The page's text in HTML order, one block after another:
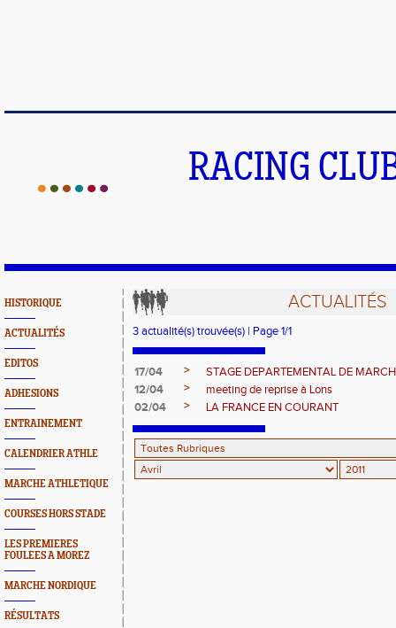
RACING
HISTORIQUE
ACTUALITÉS
EDITOS
ADHESIONS
ENTRAINEMENT
CALENDRIER ATHLE
MARCHE ATHLETIQUE
COURSES HORS STADE
LES PREMIERES
FOULEES A MOREZ
MARCHE NORDIQUE
RÉSULTATS
ACTUALITÉS
3 actualité(s) trouvée(s) | Page 1/1
17/04 >
STAGE DEPARTEMENTAL DE
12/04
>
meeting de reprise à Lons
02/04
> LA FRANCE EN COURANT